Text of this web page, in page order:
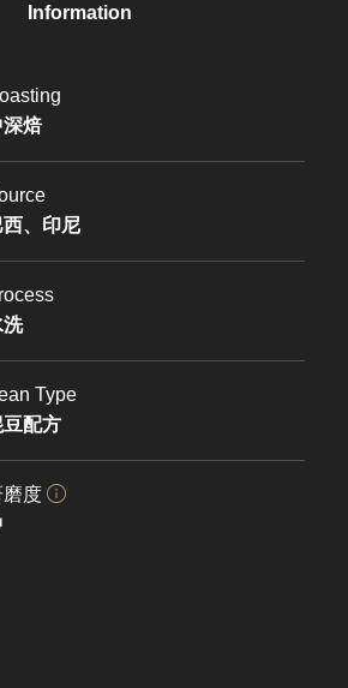
Information
深焙
西、印尼
洗
Type
豆配方
磨度